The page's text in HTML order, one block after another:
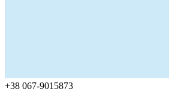
+38 067-9015873